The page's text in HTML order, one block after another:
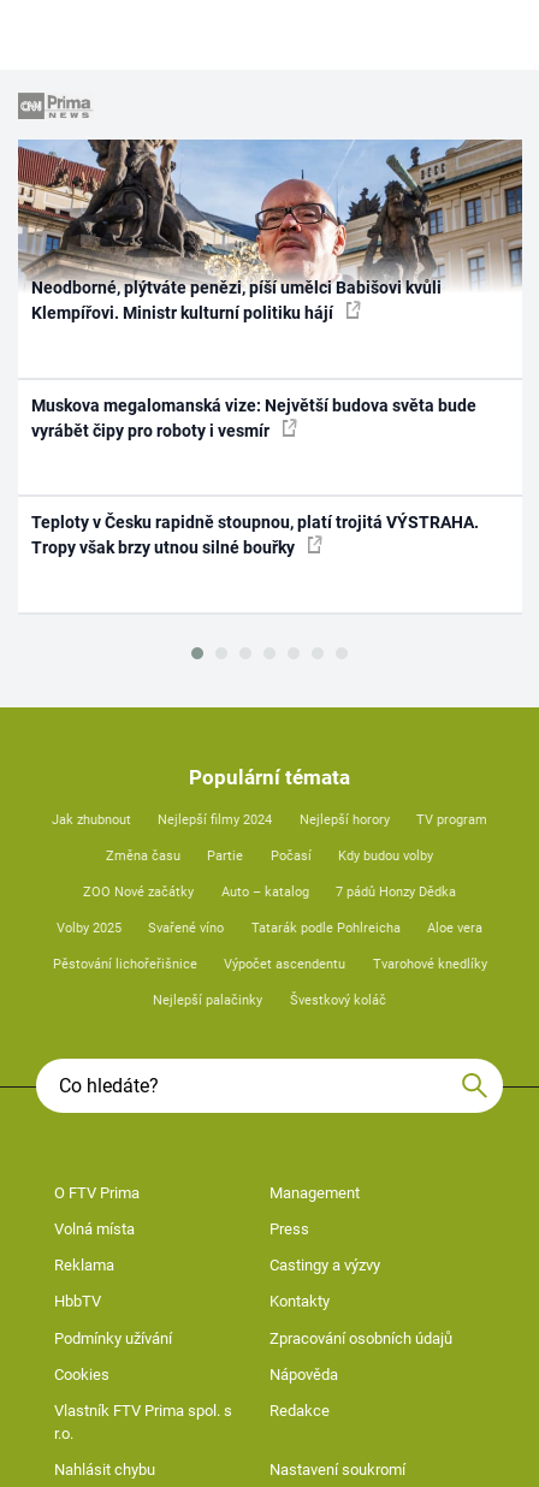
Neodborné, plýtváte penězi, píší umělci Babišovi kvůli
Klempířovi. Ministr kulturní politiku hájí
Muskova megalomanská vize: Největší budova světa bude
vyrábět čipy pro roboty i vesmír
Teploty v Česku rapidně stoupnou, platí trojitá VÝSTRAHA.
Tropy však brzy utnou silné bouřky
Populární témata
Jak zhubnout Nejlepší filmy 2024 Nejlepší horory TV program
Změna času Partie Počasí Kdy budou volby
ZOO Nové začátky Auto – katalog 7 pádů Honzy Dědka
Volby 2025 Svařené víno Tatarák podle Pohlreicha Aloe vera
Pěstování lichořeřišnice Výpočet ascendentu Tvarohové knedlíky
Nejlepší palačinky Švestkový koláč
O FTV Prima Management
Volná místa Press
Reklama Castingy a výzvy
HbbTV Kontakty
Podmínky užívání Zpracování osobních údajů
Cookies Nápověda
Vlastník FTV Prima spol. s
r.o.
Redakce
Nahlásit chybu Nastavení soukromí